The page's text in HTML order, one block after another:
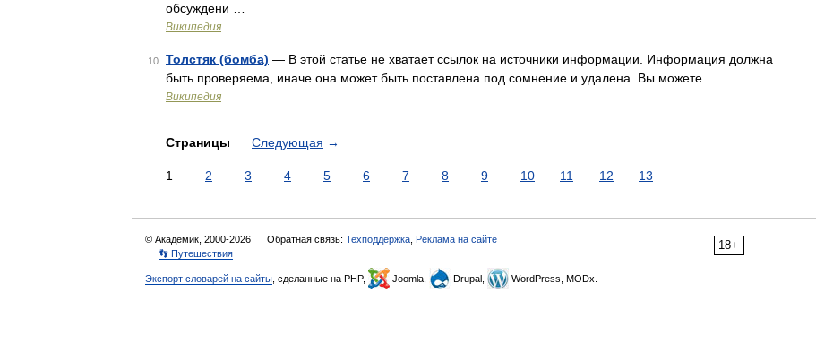
обсуждени …
Википедия
10 Толстяк (бомба) — В этой статье не хватает ссылок на источники информации. Информация должна
быть проверяема, иначе она может быть поставлена под сомнение и удалена. Вы можете …
Википедия
Страницы Следующая →
1 2 3 4 5 6 7 8 9 10 11 12 13
18+
© Академик, 2000-2026 Обратная связь: Техподдержка Реклама на сайте
👣 Путешествия
Экспорт словарей на сайты , сделанные на PHP, Joomla, Drupal, WordPress, MODx.